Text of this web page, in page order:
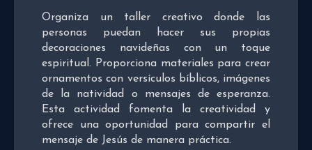
Organiza un taller creativo donde las
personas puedan hacer sus propias
decoraciones navideñas con un toque
espiritual. Proporciona materiales para crear
ornamentos con versículos bíblicos, imágenes
de la natividad o mensajes de esperanza.
Esta actividad fomenta la creatividad y
ofrece una oportunidad para compartir el
mensaje de Jesús de manera práctica.